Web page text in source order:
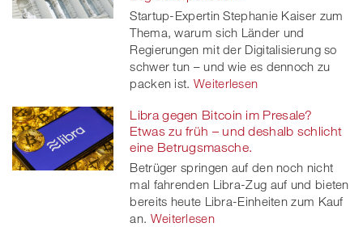
Startup-Expertin Stephanie Kaiser zum
Thema, warum sich Länder und
Regierungen mit der Digitalisierung so
schwer tun – und wie es dennoch zu
packen ist. Weiterlesen
Libra gegen Bitcoin im Presale?
Etwas zu früh – und deshalb schlicht
eine Betrugsmasche.
Betrüger springen auf den noch nicht
mal fahrenden Libra-Zug auf und bieten
bereits heute Libra-Einheiten zum Kauf
an. Weiterlesen